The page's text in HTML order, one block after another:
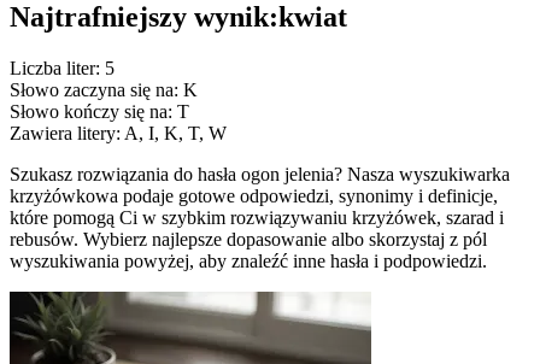
Najtrafniejszy wynik:kwiat
Liczba liter: 5
Słowo zaczyna się na: K
Słowo kończy się na: T
Zawiera litery: A, I, K, T, W
Szukasz rozwiązania do hasła ogon jelenia? Nasza wyszukiwarka
krzyżówkowa podaje gotowe odpowiedzi, synonimy i definicje,
które pomogą Ci w szybkim rozwiązywaniu krzyżówek, szarad i
rebusów. Wybierz najlepsze dopasowanie albo skorzystaj z pól
wyszukiwania powyżej, aby znaleźć inne hasła i podpowiedzi.